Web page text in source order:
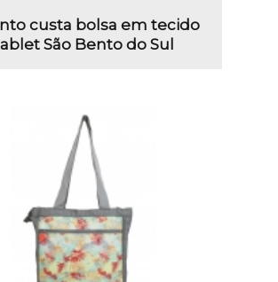
custa bolsa em tecido
São Bento do Sul